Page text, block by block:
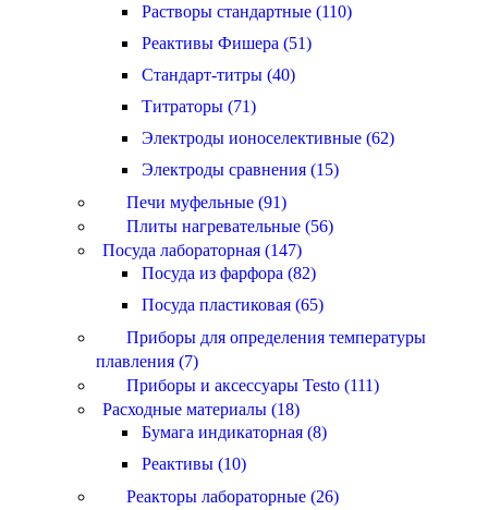
Растворы стандартные (110)
Реактивы Фишера (51)
Стандарт-титры (40)
Титраторы (71)
Электроды ионоселективные (62)
Электроды сравнения (15)
Печи муфельные (91)
Плиты нагревательные (56)
Посуда лабораторная (147)
Посуда из фарфора (82)
Посуда пластиковая (65)
Приборы для определения температуры
плавления (7)
Приборы и аксессуары Testo (111)
Расходные материалы (18)
Бумага индикаторная (8)
Реактивы (10)
Реакторы лабораторные (26)